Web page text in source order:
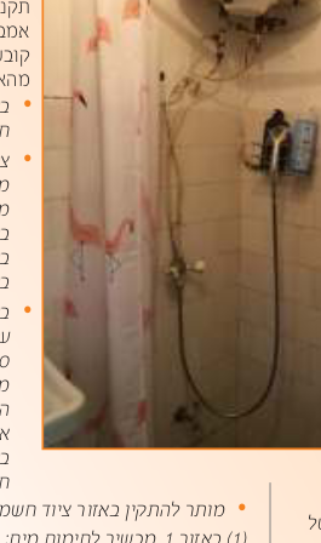
הנקת
עבוק
•
•
•
מותר להתקין באזור ציוד חשמלי כמפורט להלן בלבד: •
1 ( באזור1)
חיבור.